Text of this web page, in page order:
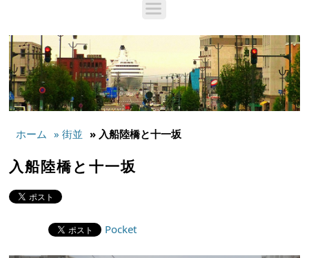
ホーム » 街並 » 入船陸橋と十一坂
入船陸橋と十一坂
Pocket